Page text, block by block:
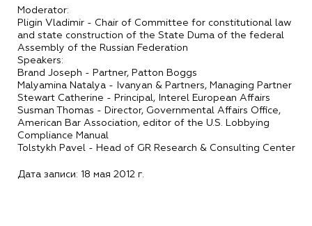
Moderator:
Pligin Vladimir - Chair of Committee for constitutional law
and state construction of the State Duma of the federal
Assembly of the Russian Federation
Speakers:
Brand Joseph - Partner, Patton Boggs
Malyamina Natalya - Ivanyan & Partners, Managing Partner
Stewart Catherine - Principal, Interel European Affairs
Susman Thomas - Director, Governmental Affairs Office,
American Bar Association, editor of the U.S. Lobbying
Compliance Manual
Tolstykh Pavel - Head of GR Research & Consulting Center
Дата записи: 18 мая 2012 г.